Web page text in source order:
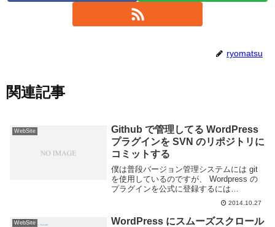
ryomatsu
関連記事
WebSite
Github で管理してる WordPress
プラグインを SVN のリポジトリに
コミットする
僕は普段バージョン管理システムには git
を使用しているのですが、 Wordpress の
プラグインを公式に登録するには
Subversion を使用しないといけない。な
ので git svn コマンドを使ってゴニョゴニ
ョした。github...
2014.10.27
WebSite
WordPress にスムーズスクロール